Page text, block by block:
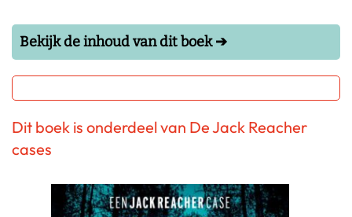
Bekijk de inhoud van dit boek ➔
Dit boek is onderdeel van De Jack Reacher
cases